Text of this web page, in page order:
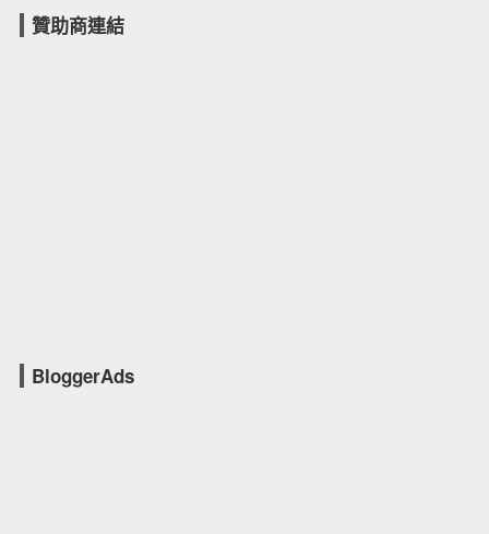
贊助商連結
BloggerAds